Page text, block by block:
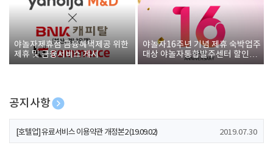
야놀자제휴점 금융혜택제공 위한
제휴 및 금융서비스 게시
야놀자16주년 기념 제휴 숙박업주
대상 야놀자통합발주센터 할인쿠
폰 증정
공지사항
[호텔업] 개인정보 처리방침 개정본1 (19.09.02)
[호텔업] 유료서비스 이용약관 개정본2 (19.09.02) 2019.07.30